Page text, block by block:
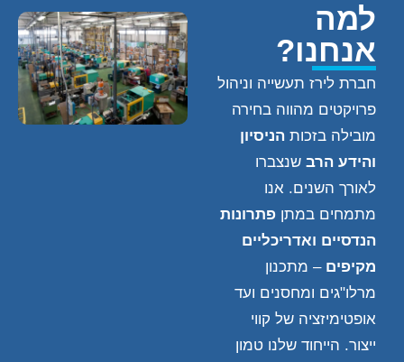
למה
אנחנו?
חברת לירז תעשייה וניהול
פרויקטים מהווה בחירה
מובילה בזכותהניסיון
והידע הרב שנצברו
לאורך השנים. אנו
מתמחים במתןפתרונות
הנדסיים ואדריכליים
מקיפים – מתכנון
מרלו"גים ומחסנים ועד
אופטימיזציה של קווי
ייצור. הייחוד שלנו טמון